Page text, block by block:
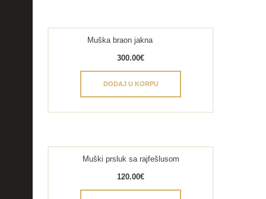
Muška braon jakna
300.00€
DODAJ U KORPU
Muški prsluk sa rajfešlusom
120.00€